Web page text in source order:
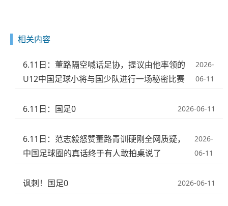
相关内容
6.11日：董路隔空喊话足协，提议由他率领的
U12中国足球小将与国少队进行一场秘密比赛
2026-
06-11
6.11日：国足0 2026-06-11
6.11日：范志毅怒赞董路青训硬刚全网质疑，
中国足球圈的真话终于有人敢拍桌说了
2026-
06-11
讽刺！国足0 2026-06-11